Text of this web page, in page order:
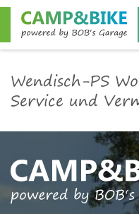
Wendisch-PS
Service und